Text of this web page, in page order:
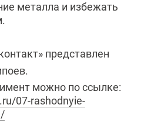
металла и избежать
представлен
можно по ссылке:
07-rashodnyie-